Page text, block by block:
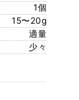
1個
15〜20g
適量
少々